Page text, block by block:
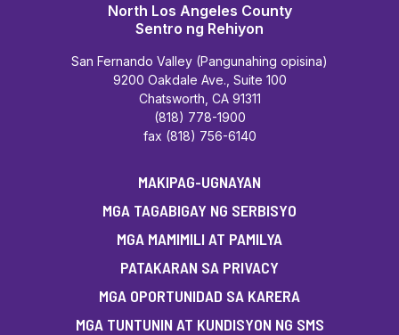
North Los Angeles County
Sentro ng Rehiyon
San Fernando Valley (Pangunahing opisina)
9200 Oakdale Ave., Suite 100
Chatsworth, CA 91311
(818) 778-1900
fax (818) 756-6140
MAKIPAG-UGNAYAN
MGA TAGABIGAY NG SERBISYO
MGA MAMIMILI AT PAMILYA
PATAKARAN SA PRIVACY
MGA OPORTUNIDAD SA KARERA
MGA TUNTUNIN AT KUNDISYON NG SMS